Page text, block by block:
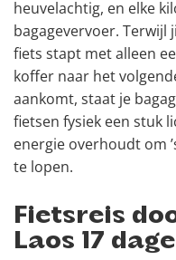
heuvelachtig, en elke
bagagevervoer. Terwijl
fiets stapt met alleen
koffer naar het
aankomt, staat je
fietsen fysiek een stuk
energie overhoudt om
te lopen.
Fietsreis
Laos 17